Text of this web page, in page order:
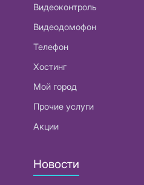
Видеоконтроль
Видеодомофон
Телефон
Хостинг
Мой город
Прочие услуги
Акции
Новости